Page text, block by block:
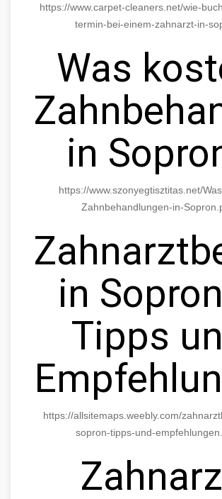
https://www.carpet-cleaners.net/wie-
termin-bei-einem-zahnarzt-in-
Was
in
https://www.szonyegtisztitas.net/
Zahnbehandlungen-in-
in
Tipps
https://allsitemaps.weebly.com/
sopron-tipps-und-